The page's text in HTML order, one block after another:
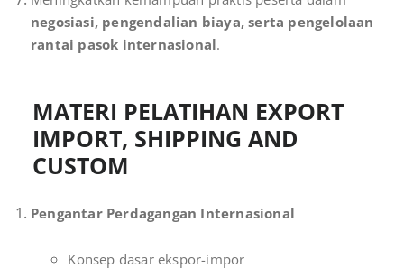
negosiasi, pengendalian biaya, serta pengelolaan
rantai pasok internasional.
MATERI PELATIHAN EXPORT
IMPORT, SHIPPING AND
CUSTOM
Pengantar Perdagangan Internasional
Konsep dasar ekspor-impor